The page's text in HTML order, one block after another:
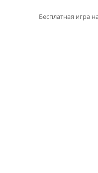
Бесплатная игра